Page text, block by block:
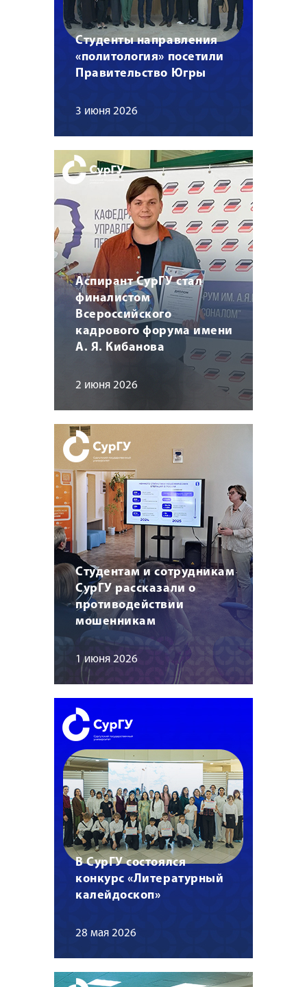
Студенты направления
«политология» посетили
Правительство Югры
3 июня 2026
Аспирант СурГУ стал
финалистом
Всероссийского
кадрового форума имени
А. Я. Кибанова
2 июня 2026
Студентам и сотрудникам
СурГУ рассказали о
противодействии
мошенникам
1 июня 2026
В СурГУ состоялся
конкурс «Литературный
калейдоскоп»
28 мая 2026